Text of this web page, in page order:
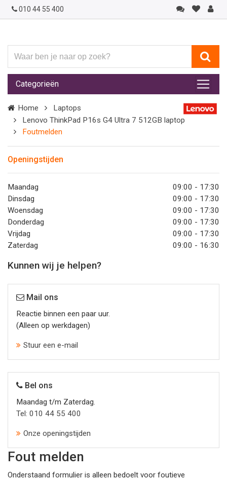
010 44 55 400
ben
je
naar
op
zoek?
Categorieën
Home
Laptops
Lenovo ThinkPad P16s G4 Ultra 7 512GB laptop
Foutmelden
Openingstijden
Maandag
09:00 - 17:30
Dinsdag
09:00 - 17:30
Woensdag
09:00 - 17:30
Donderdag
09:00 - 17:30
Vrijdag
09:00 - 17:30
Zaterdag
09:00 - 16:30
Kunnen wij je helpen?
Mail ons
Reactie binnen een paar uur.
(Alleen op werkdagen)
Stuur een e-mail
Bel ons
Maandag t/m Zaterdag.
Tel: 010 44 55 400
Onze openingstijden
Fout melden
Onderstaand formulier is alleen bedoelt voor foutieve